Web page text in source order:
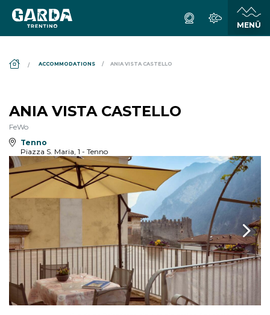
ACCOMMODATIONS ANIA VISTA CASTELLO
ANIA VISTA CASTELLO
FeWo
Tenno
Piazza S. Maria, 1 - Tenno